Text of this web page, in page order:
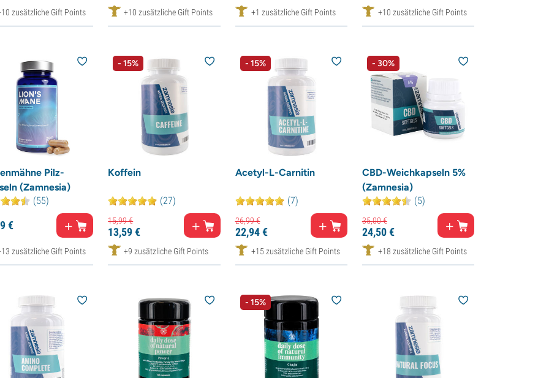
zusätzliche Gift Points +10 zusätzliche Gift Points +1 zusätzliche Gift Points +10 zusätzliche Gift Points
Pilz-
(Zamnesia)
(55)
€
zusätzliche Gift Points
- 15%
Koffein
(27)
15,99€
13,59€
+9 zusätzliche Gift Points
- 15%
Acetyl-L-Carnitin
(7)
26,99€
22,94€
+15 zusätzliche Gift Points
- 30%
CBD-Weichkapseln 5%
(Zamnesia)
(5)
35,00€
24,50€
+18 zusätzliche Gift Points
- 15%